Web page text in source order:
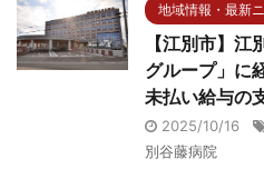
地域情報・最新
【江別市】
グループ」に
未払い給与の
2025/10/16
別谷藤病院